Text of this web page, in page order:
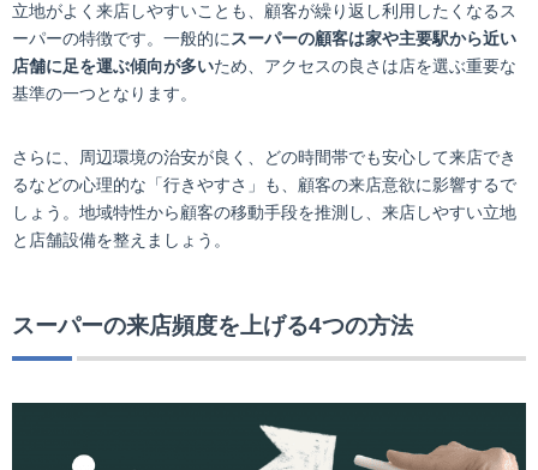
立地がよく来店しやすいことも、顧客が繰り返し利用したくなるス
ーパーの特徴です。一般的に スーパーの顧客は家や主要駅から近い
店舗に足を運ぶ傾向が多いため、アクセスの良さは店を選ぶ重要な
基準の一つとなります。
さらに、周辺環境の治安が良く、どの時間帯でも安心して来店でき
るなどの心理的な「行きやすさ」も、顧客の来店意欲に影響するで
しょう。地域特性から顧客の移動手段を推測し、来店しやすい立地
と店舗設備を整えましょう。
スーパーの来店頻度を上げる4つの方法